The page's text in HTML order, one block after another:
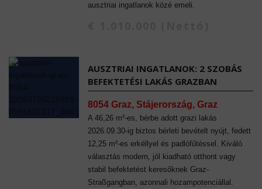
ausztriai ingatlanok közé emeli.
AUSZTRIAI INGATLANOK: 2 SZOBÁS
BEFEKTETÉSI LAKÁS GRAZBAN
8054 Graz, Stájerország, Graz
A 46,26 m²-es, bérbe adott grazi lakás
2026.09.30-ig biztos bérleti bevételt nyújt, fedett
12,25 m²-es erkéllyel és padlófűtéssel. Kiváló
választás modern, jól kiadható otthont vagy
stabil befektetést keresőknek Graz-
Straßgangban, azonnali hozampotenciállal.